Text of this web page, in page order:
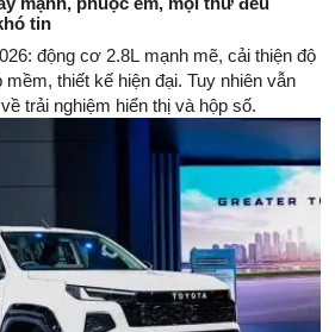
tin
động cơ 2.8L mạnh mẽ, cải thiện độ
thiết kế hiện đại. Tuy nhiên vẫn
trải nghiệm hiển thị và hộp số.